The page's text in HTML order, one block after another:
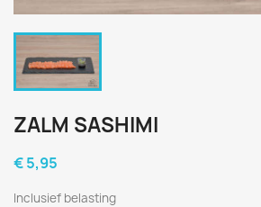
ZALM SASHIMI
€ 5,95
Inclusief belasting